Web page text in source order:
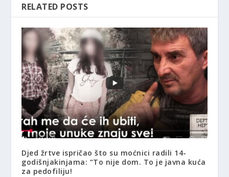
RELATED POSTS
Djed žrtve ispričao što su moćnici radili 14-
godišnjakinjama: “To nije dom. To je javna kuća
za pedofiliju!